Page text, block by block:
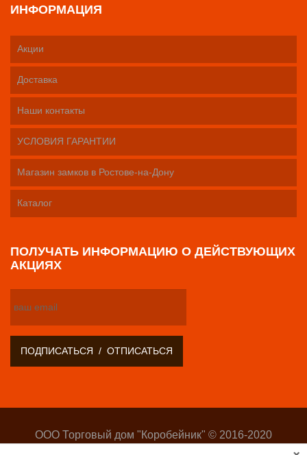
ИНФОРМАЦИЯ
Акции
Доставка
Наши контакты
УСЛОВИЯ ГАРАНТИИ
Магазин замков в Ростове-на-Дону
Каталог
ПОЛУЧАТЬ ИНФОРМАЦИЮ О ДЕЙСТВУЮЩИХ
АКЦИЯХ
ООО Торговый дом "Коробейник" © 2016-2020